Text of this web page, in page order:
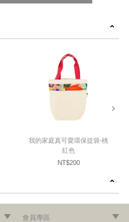
我的家庭真可愛環保提袋-桃
紅色
NT$200
next
會員專區